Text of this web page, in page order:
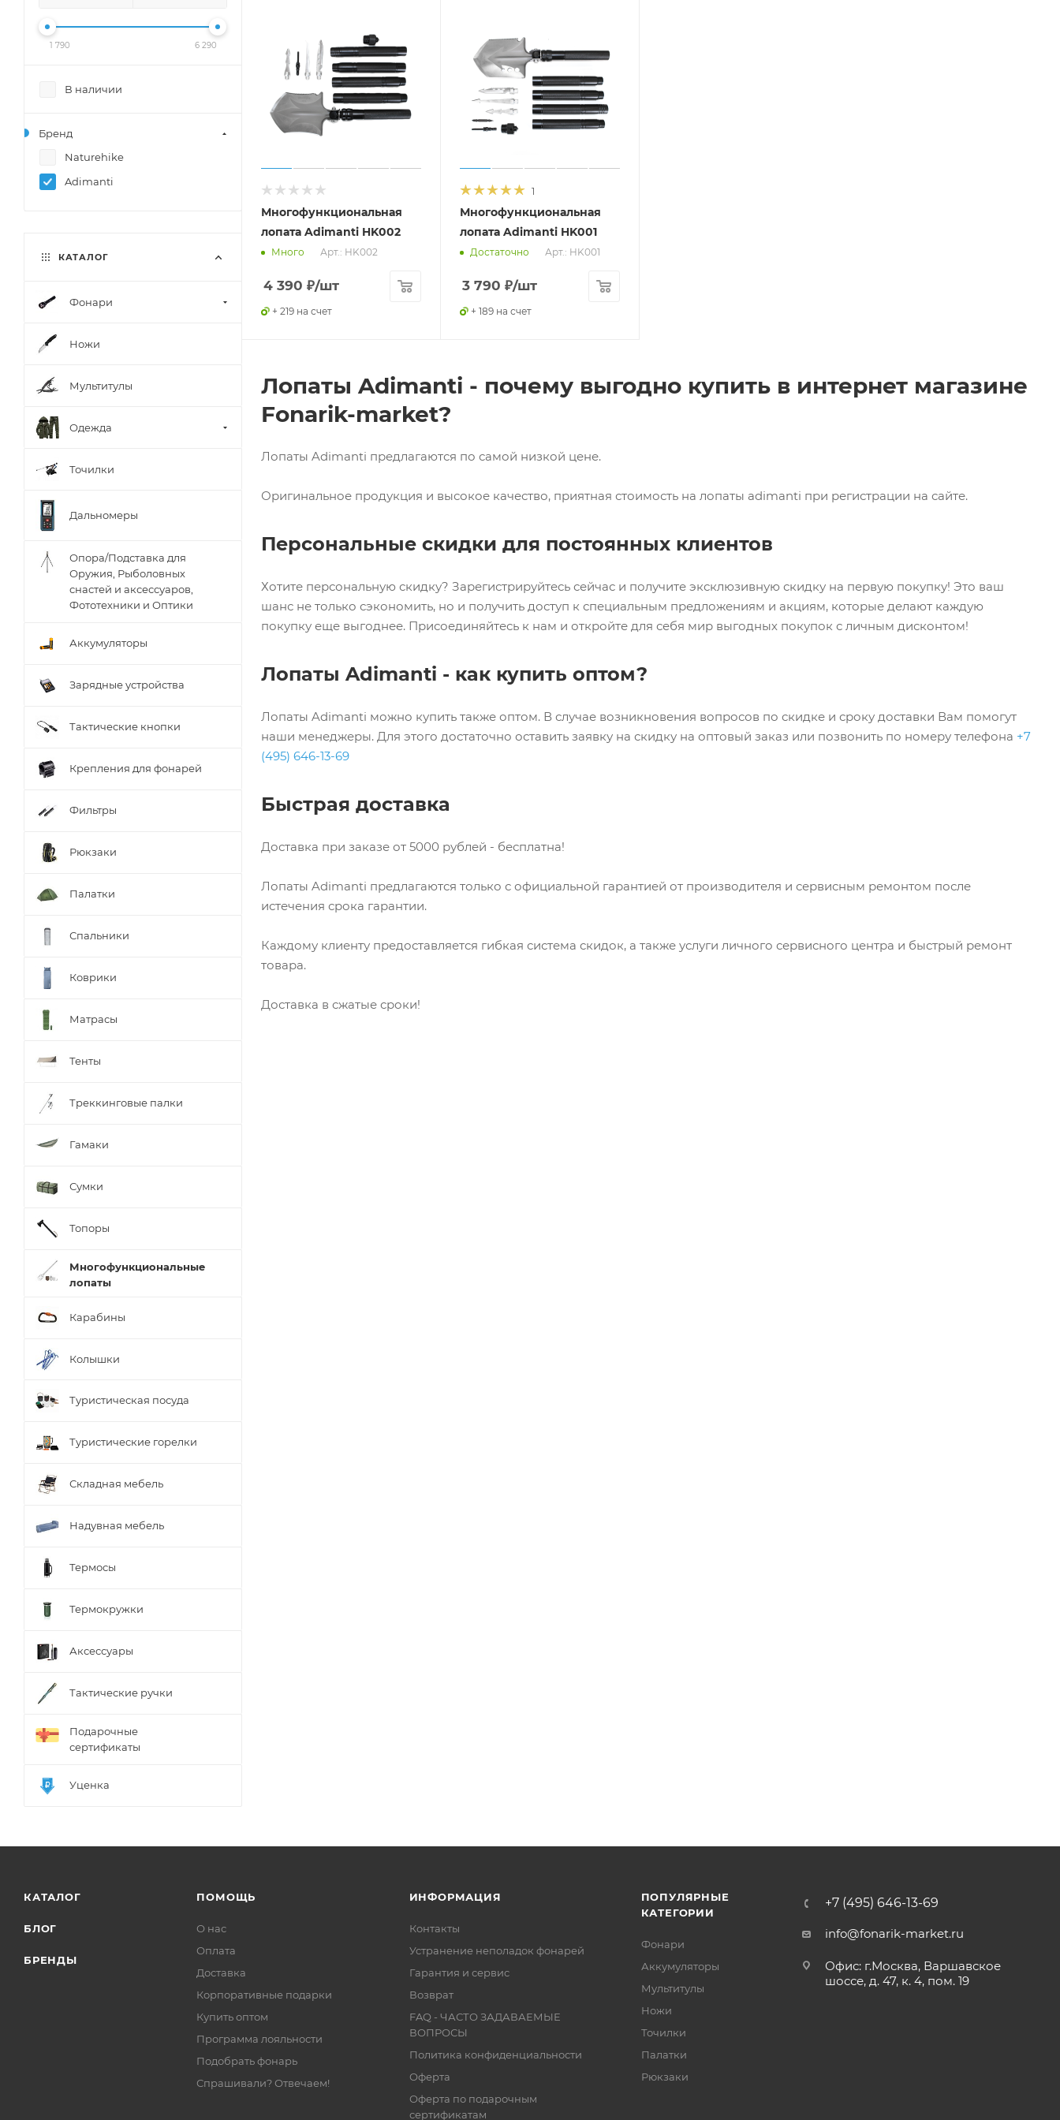
Многофункциональная
лопата Adimanti HK002
Много Арт.: HK002
4 390 ₽/шт
+ 219 на счет
1
Многофункциональная
лопата Adimanti HK001
Достаточно Арт.: HK001
3 790 ₽/шт
+ 189 на счет
Лопаты Adimanti - почему выгодно купить в интернет магазине
Fonarik-market?
Лопаты Adimanti предлагаются по самой низкой цене.
Оригинальное продукция и высокое качество, приятная стоимость на лопаты adimanti при регистрации на сайте.
Персональные скидки для постоянных клиентов
Хотите персональную скидку? Зарегистрируйтесь сейчас и получите эксклюзивную скидку на первую покупку! Это ваш
шанс не только сэкономить, но и получить доступ к специальным предложениям и акциям, которые делают каждую
покупку еще выгоднее. Присоединяйтесь к нам и откройте для себя мир выгодных покупок с личным дисконтом!
Лопаты Adimanti - как купить оптом?
Лопаты Adimanti можно купить также оптом. В случае возникновения вопросов по скидке и сроку доставки Вам помогут
наши менеджеры. Для этого достаточно оставить заявку на скидку на оптовый заказ или позвонить по номеру телефона +7
(495) 646-13-69
Быстрая доставка
Доставка при заказе от 5000 рублей - бесплатна!
Лопаты Adimanti предлагаются только с официальной гарантией от производителя и сервисным ремонтом после
истечения срока гарантии.
Каждому клиенту предоставляется гибкая система скидок, а также услуги личного сервисного центра и быстрый ремонт
товара.
Доставка в сжатые сроки!
1 790 6 290
В наличии
Бренд
Naturehike
Adimanti
КАТАЛОГ
Фонари
Ножи
Мультитулы
Одежда
Точилки
Дальномеры
Опора/Подставка для
Оружия, Рыболовных
снастей и аксессуаров,
Фототехники и Оптики
Аккумуляторы
Зарядные устройства
Тактические кнопки
Крепления для фонарей
Фильтры
Рюкзаки
Палатки
Спальники
Коврики
Матрасы
Тенты
Треккинговые палки
Гамаки
Сумки
Топоры
Многофункциональные
лопаты
Карабины
Колышки
Туристическая посуда
Туристические горелки
Складная мебель
Надувная мебель
Термосы
Термокружки
Аксессуары
Тактические ручки
Подарочные
сертификаты
Уценка
КАТАЛОГ
БЛОГ
БРЕНДЫ
ПОМОЩЬ
О нас
Оплата
Доставка
Корпоративные подарки
Купить оптом
Программа лояльности
Подобрать фонарь
Спрашивали? Отвечаем!
ИНФОРМАЦИЯ
Контакты
Устранение неполадок фонарей
Гарантия и сервис
Возврат
FAQ - ЧАСТО ЗАДАВАЕМЫЕ
ВОПРОСЫ
Политика конфиденциальности
Оферта
Оферта по подарочным
сертификатам
ПОПУЛЯРНЫЕ
КАТЕГОРИИ
Фонари
Аккумуляторы
Мультитулы
Ножи
Точилки
Палатки
Рюкзаки
+7 (495) 646-13-69
info@fonarik-market.ru
Офис: г.Москва, Варшавское
шоссе, д. 47, к. 4, пом. 19